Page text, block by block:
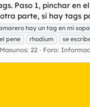
Paso 1, pinchar
parte, si hay tags
hay un tag en mi sopa
pene rhodium se
Masunos: 22 Foro: